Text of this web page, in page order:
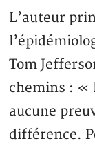
L’auteur
Tom
chemins : «
aucune
différence.